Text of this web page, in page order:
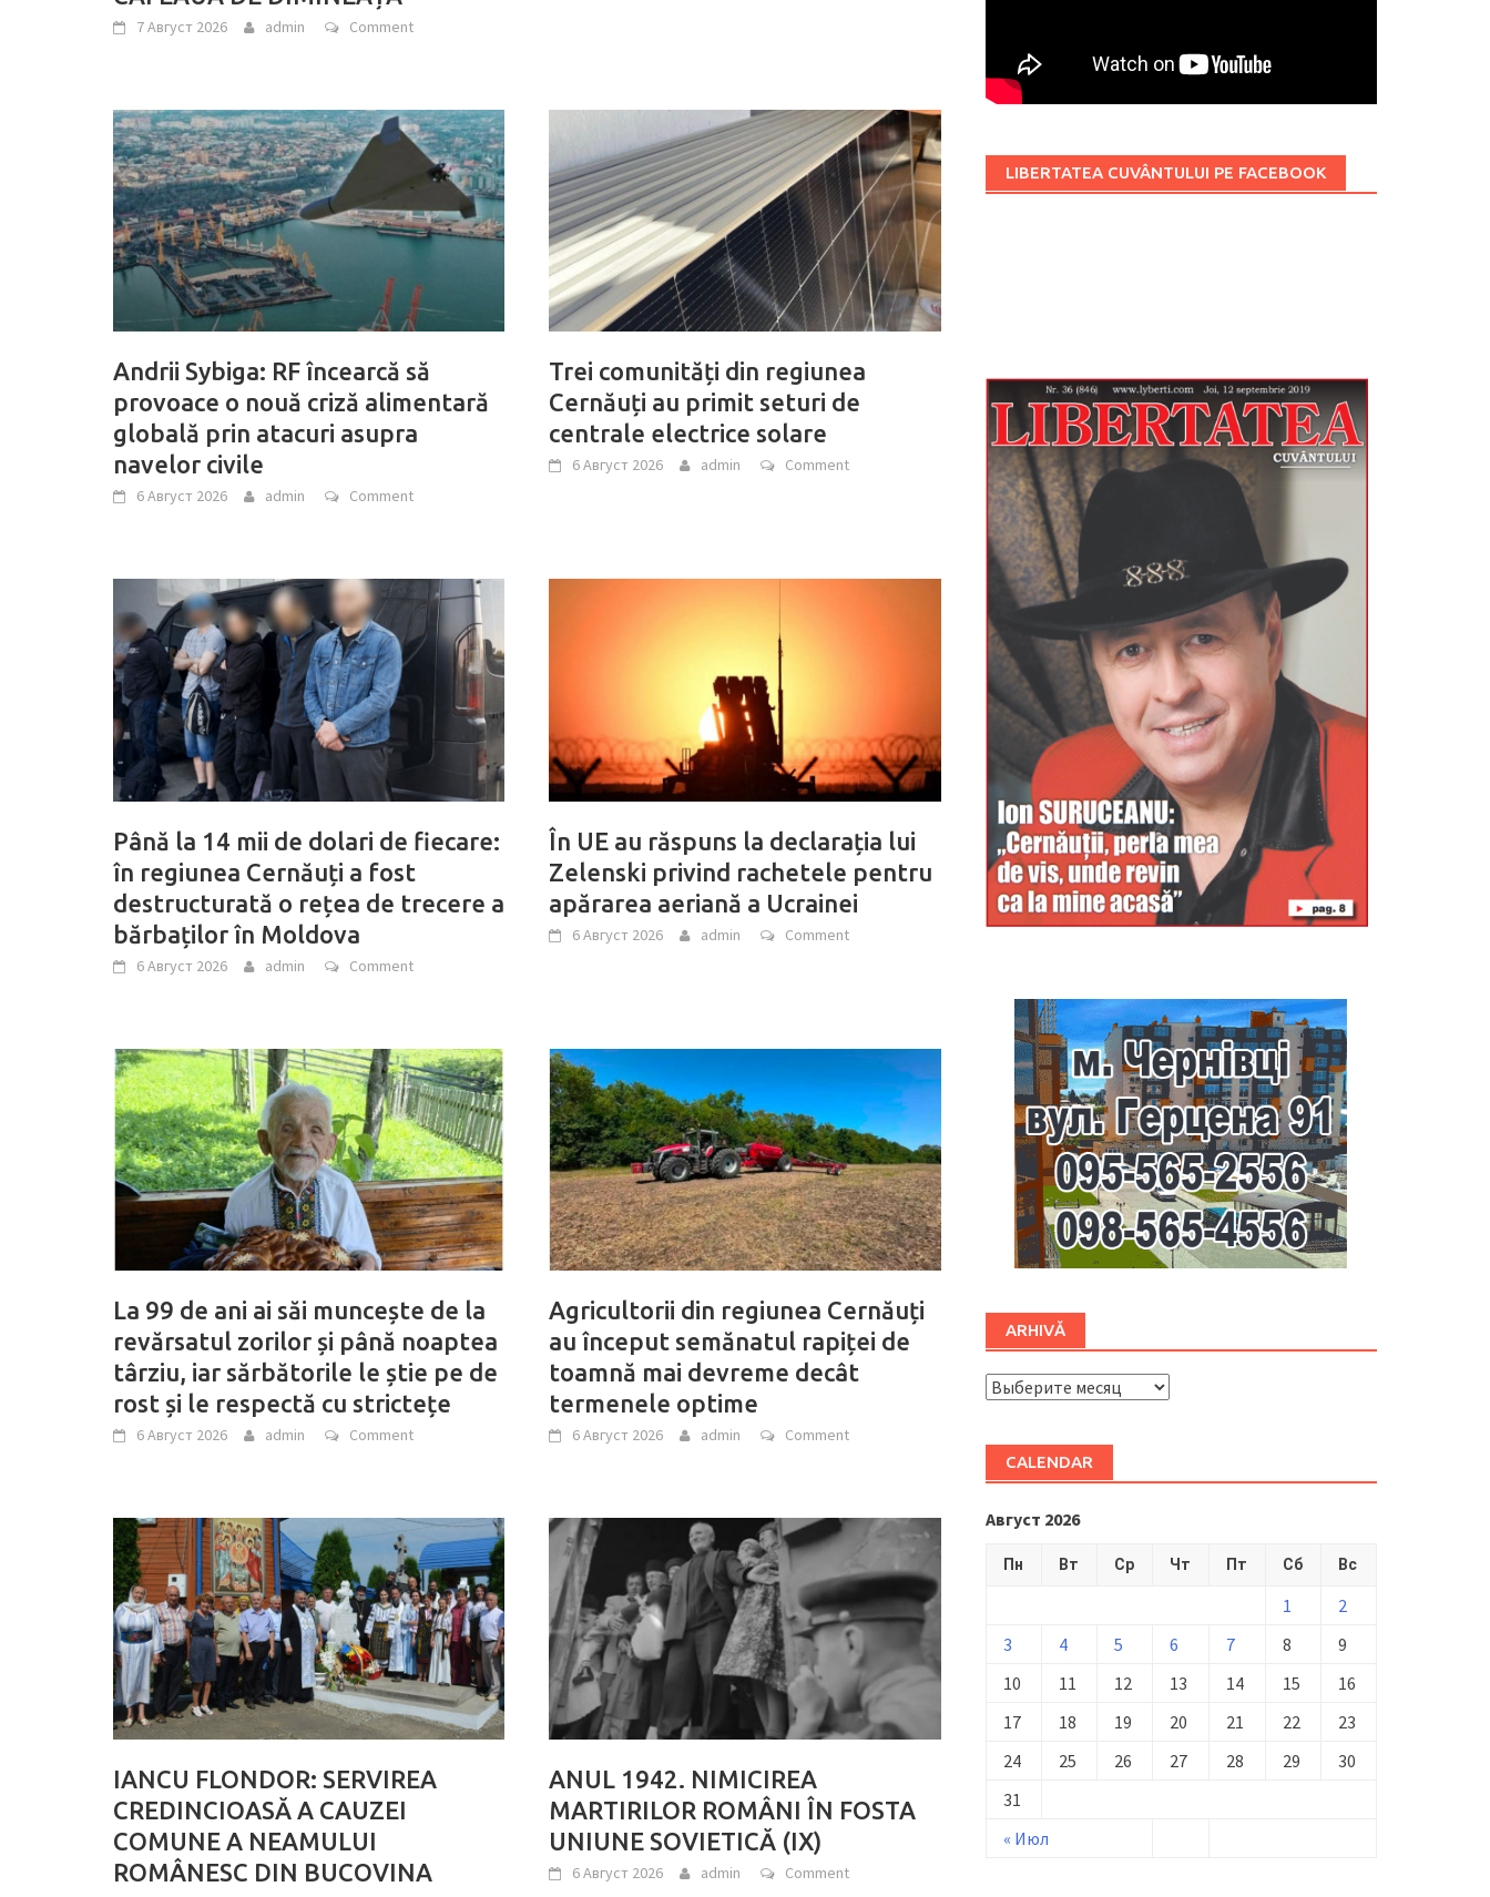
7 Август 2026 admin Comment
Andrii Sybiga: RF încearcă să
provoace o nouă criză alimentară
globală prin atacuri asupra
navelor civile
6 Август 2026 admin Comment
Trei comunități din regiunea
Cernăuți au primit seturi de
centrale electrice solare
6 Август 2026 admin Comment
Până la 14 mii de dolari de fiecare:
în regiunea Cernăuți a fost
destructurată o rețea de trecere a
bărbaților în Moldova
6 Август 2026 admin Comment
În UE au răspuns la declarația lui
Zelenski privind rachetele pentru
apărarea aeriană a Ucrainei
6 Август 2026 admin Comment
La 99 de ani ai săi muncește de la
revărsatul zorilor și până noaptea
târziu, iar sărbătorile le știe pe de
rost și le respectă cu strictețe
6 Август 2026 admin Comment
Agricultorii din regiunea Cernăuți
au început semănatul rapiței de
toamnă mai devreme decât
termenele optime
6 Август 2026 admin Comment
IANCU FLONDOR: SERVIREA
CREDINCIOASĂ A CAUZEI
COMUNE A NEAMULUI
ROMÂNESC DIN BUCOVINA
ANUL 1942. NIMICIREA
MARTIRILOR ROMÂNI ÎN FOSTA
UNIUNE SOVIETICĂ (IX)
6 Август 2026 admin Comment
LIBERTATEA CUVÂNTULUI PE FACEBOOK
ARHIVĂ
ARHIVĂ
CALENDAR
Август 2026
Пн Вт Ср Чт Пт Сб Вс
« Июл
1
2
3
4 5 6 7 8
9
10
11 12 13 14 15
16
17
18 19 20 21 22
23
24
25 26 27 28 29
30
31